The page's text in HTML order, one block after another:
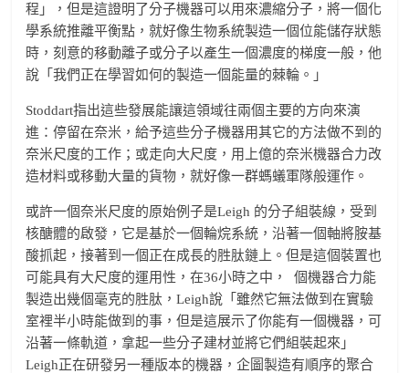
程」，但是這證明了分子機器可以用來濃縮分子，將一個化
學系統推離平衡點，就好像生物系統製造一個位能儲存狀態
時，刻意的移動離子或分子以產生一個濃度的梯度一般，他
說「我們正在學習如何的製造一個能量的棘輪。」
Stoddart指出這些發展能讓這領域往兩個主要的方向來演
進：停留在奈米，給予這些分子機器用其它的方法做不到的
奈米尺度的工作；或走向大尺度，用上億的奈米機器合力改
造材料或移動大量的貨物，就好像一群螞蟻軍隊般運作。
或許一個奈米尺度的原始例子是Leigh 的分子組裝線，受到
核醣體的啟發，它是基於一個輪烷系統，沿著一個軸將胺基
酸抓起，接著到一個正在成長的胜肽鏈上。但是這個裝置也
可能具有大尺度的運用性，在36小時之中，
個機器合力能
製造出幾個毫克的胜肽，Leigh說「雖然它無法做到在實驗
室裡半小時能做到的事，但是這展示了你能有一個機器，可
沿著一條軌道，拿起一些分子建材並將它們組裝起來」
Leigh正在研發另一種版本的機器，企圖製造有順序的聚合